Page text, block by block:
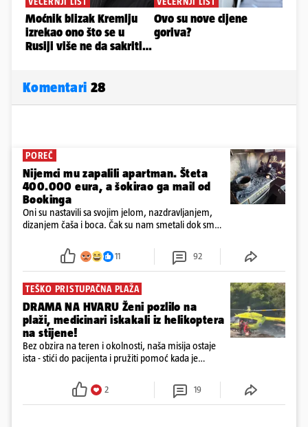
Komentari 28
POREČ
Nijemci mu zapalili apartman. Šteta
400.000 eura, a šokirao ga mail od
Bookinga
Oni su nastavili sa svojim jelom, nazdravljanjem,
dizanjem čaša i boca. Čak su nam smetali dok smo
požar, rekao je vlasnik
11 92
TEŠKO PRISTUPAČNA PLAŽA
DRAMA NA HVARU Ženi pozlilo na
plaži, medicinari iskakali iz helikoptera
na stijene!
Bez obzira na teren i okolnosti, naša misija ostaje
ista - stići do pacijenta i pružiti pomoć kada je
2 19